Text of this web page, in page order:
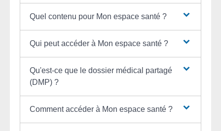
Quel contenu pour Mon espace santé ?
Qui peut accéder à Mon espace santé ?
Qu'est-ce que le dossier médical partagé
(DMP) ?
Comment accéder à Mon espace santé ?